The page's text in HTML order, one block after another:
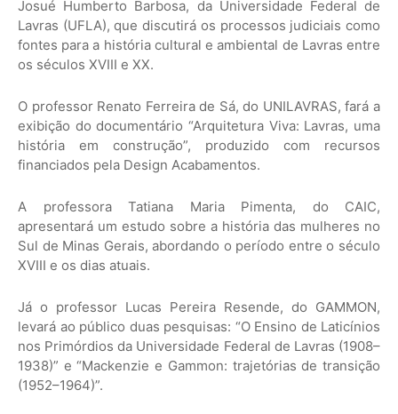
Josué Humberto Barbosa, da Universidade Federal de
Lavras (UFLA), que discutirá os processos judiciais como
fontes para a história cultural e ambiental de Lavras entre
os séculos XVIII e XX.
O professor Renato Ferreira de Sá, do UNILAVRAS, fará a
exibição do documentário “Arquitetura Viva: Lavras, uma
história em construção”, produzido com recursos
financiados pela Design Acabamentos.
A professora Tatiana Maria Pimenta, do CAIC,
apresentará um estudo sobre a história das mulheres no
Sul de Minas Gerais, abordando o período entre o século
XVIII e os dias atuais.
Já o professor Lucas Pereira Resende, do GAMMON,
levará ao público duas pesquisas: “O Ensino de Laticínios
nos Primórdios da Universidade Federal de Lavras (1908–
1938)” e “Mackenzie e Gammon: trajetórias de transição
(1952–1964)”.